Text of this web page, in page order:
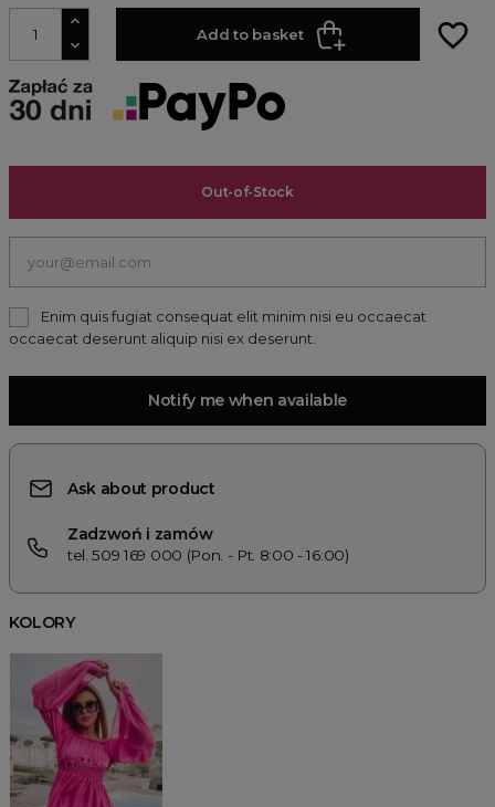
Add to basket favorite_border
Out-of-Stock
Enim quis fugiat consequat elit minim nisi eu occaecat
occaecat deserunt aliquip nisi ex deserunt.
Notify me when available
Ask about product
Zadzwoń i zamów
tel. 509 169 000 (Pon. - Pt. 8:00 - 16:00)
KOLORY